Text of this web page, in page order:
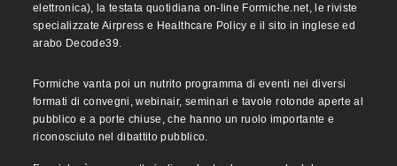
elettronica), la testata quotidiana on-line Formiche.net, le riviste
specializzate Airpress e Healthcare Policy e il sito in inglese ed
arabo Decode39.
Formiche vanta poi un nutrito programma di eventi nei diversi
formati di convegni, webinair, seminari e tavole rotonde aperte al
pubblico e a porte chiuse, che hanno un ruolo importante e
riconosciuto nel dibattito pubblico.